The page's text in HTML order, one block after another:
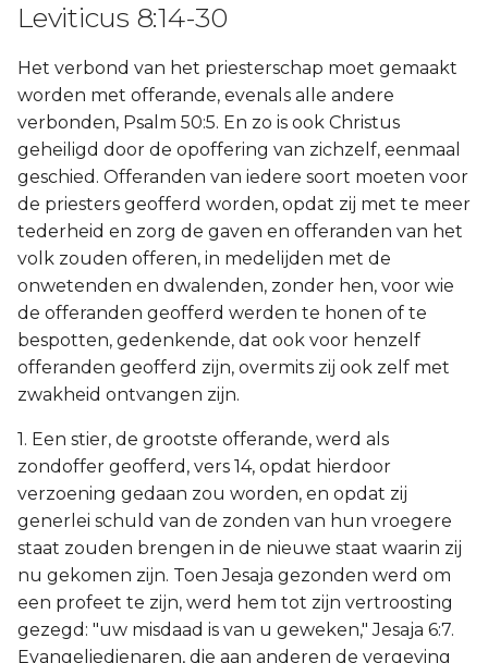
Leviticus 8:14-30
Het verbond van het priesterschap moet gemaakt
worden met offerande, evenals alle andere
verbonden, Psalm 50:5. En zo is ook Christus
geheiligd door de opoffering van zichzelf, eenmaal
geschied. Offeranden van iedere soort moeten voor
de priesters geofferd worden, opdat zij met te meer
tederheid en zorg de gaven en offeranden van het
volk zouden offeren, in medelijden met de
onwetenden en dwalenden, zonder hen, voor wie
de offeranden geofferd werden te honen of te
bespotten, gedenkende, dat ook voor henzelf
offeranden geofferd zijn, overmits zij ook zelf met
zwakheid ontvangen zijn.
1. Een stier, de grootste offerande, werd als
zondoffer geofferd, vers 14, opdat hierdoor
verzoening gedaan zou worden, en opdat zij
generlei schuld van de zonden van hun vroegere
staat zouden brengen in de nieuwe staat waarin zij
nu gekomen zijn. Toen Jesaja gezonden werd om
een profeet te zijn, werd hem tot zijn vertroosting
gezegd: "uw misdaad is van u geweken," Jesaja 6:7.
Evangeliedienaren, die aan anderen de vergeving